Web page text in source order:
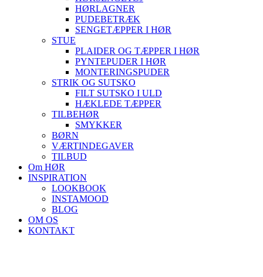
HØRLAGNER
PUDEBETRÆK
SENGETÆPPER I HØR
STUE
PLAIDER OG TÆPPER I HØR
PYNTEPUDER I HØR
MONTERINGSPUDER
STRIK OG SUTSKO
FILT SUTSKO I ULD
HÆKLEDE TÆPPER
TILBEHØR
SMYKKER
BØRN
VÆRTINDEGAVER
TILBUD
Om HØR
INSPIRATION
LOOKBOOK
INSTAMOOD
BLOG
OM OS
KONTAKT